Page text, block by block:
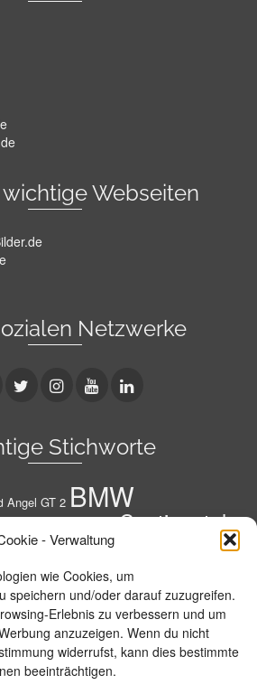
- Verwaltung
wie Cookies, um
speichern und/oder darauf zuzugreifen.
Erlebnis zu verbessern und um
anzuzeigen. Wenn du nicht
widerrufst, kann dies bestimmte
beeinträchtigen.
Webseiten
Netzwerke
Stichworte
Angel GT 2 BMW
Continental
3 Conti RoadAttack 4
Grobstoller Honda
RRM9 RRMetzeler
Road 5 MotorradMPR 4 GT
Cup 2 Power RS R 1250 GS R 1250
Road 5 Trail Roadsmart 3